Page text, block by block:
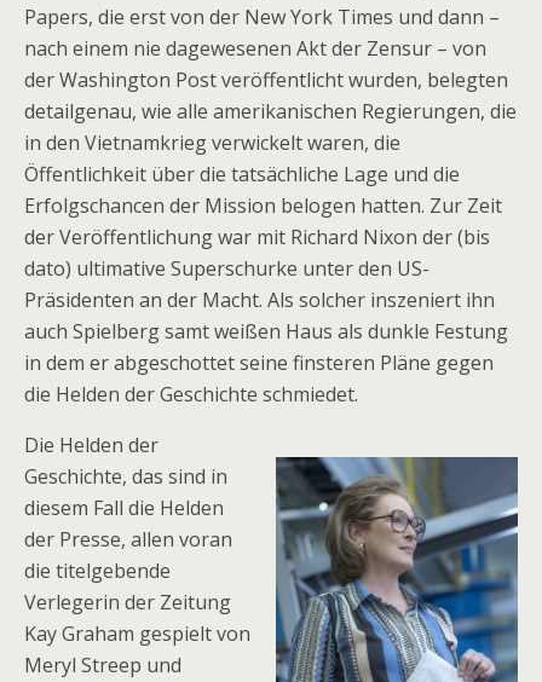
Papers, die erst von der New York Times und dann –
nach einem nie dagewesenen Akt der Zensur – von
der Washington Post veröffentlicht wurden, belegten
detailgenau, wie alle amerikanischen Regierungen, die
in den Vietnamkrieg verwickelt waren, die
Öffentlichkeit über die tatsächliche Lage und die
Erfolgschancen der Mission belogen hatten. Zur Zeit
der Veröffentlichung war mit Richard Nixon der (bis
dato) ultimative Superschurke unter den US-
Präsidenten an der Macht. Als solcher inszeniert ihn
auch Spielberg samt weißen Haus als dunkle Festung
in dem er abgeschottet seine finsteren Pläne gegen
die Helden der Geschichte schmiedet.
Die Helden der
Geschichte, das sind in
diesem Fall die Helden
der Presse, allen voran
die titelgebende
Verlegerin der Zeitung
Kay Graham gespielt von
Meryl Streep und